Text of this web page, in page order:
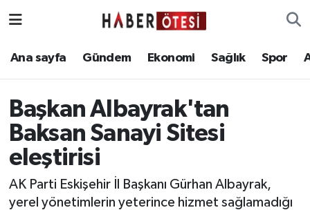
Ana sayfa Gündem Ekonomi Sağlık Spor
Başkan Albayrak'tan
Baksan Sanayi Sitesi
eleştirisi
AK Parti Eskişehir İl Başkanı Gürhan Albayrak,
yerel yönetimlerin yeterince hizmet sağlamadığı
Ana sayfa
Ekonomi
Sağlık
Eskişehir Nöbetçi Eczaneler
Eskişehir Namaz Vakitleri
Eskişehir Trafik Yoğunluk Haritası
Süper Lig Puan Durumu ve Fikstür